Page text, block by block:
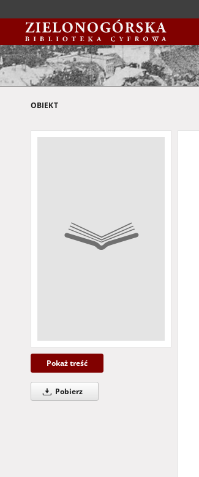
OBIEKT
Pokaż treść
Pobierz